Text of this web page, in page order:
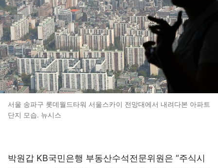
서울 송파구 롯데월드타워 서울스카이 전망대에서 내려다본 아파트
단지 모습. 뉴시스
박원갑 KB국민은행 부동산수석전문위원은 “주식시